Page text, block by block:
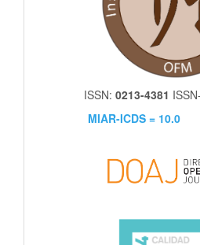
ISSN: 0213-4381
MIAR-ICDS = 10.0